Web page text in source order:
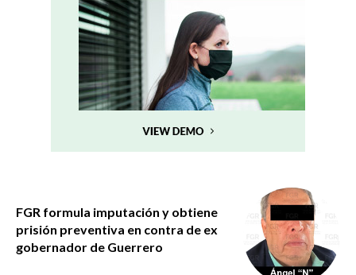
FGR formula imputación y obtiene
prisión preventiva en contra de ex
gobernador de Guerrero